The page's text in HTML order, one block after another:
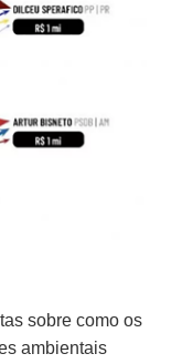
sobre como os
ambientais